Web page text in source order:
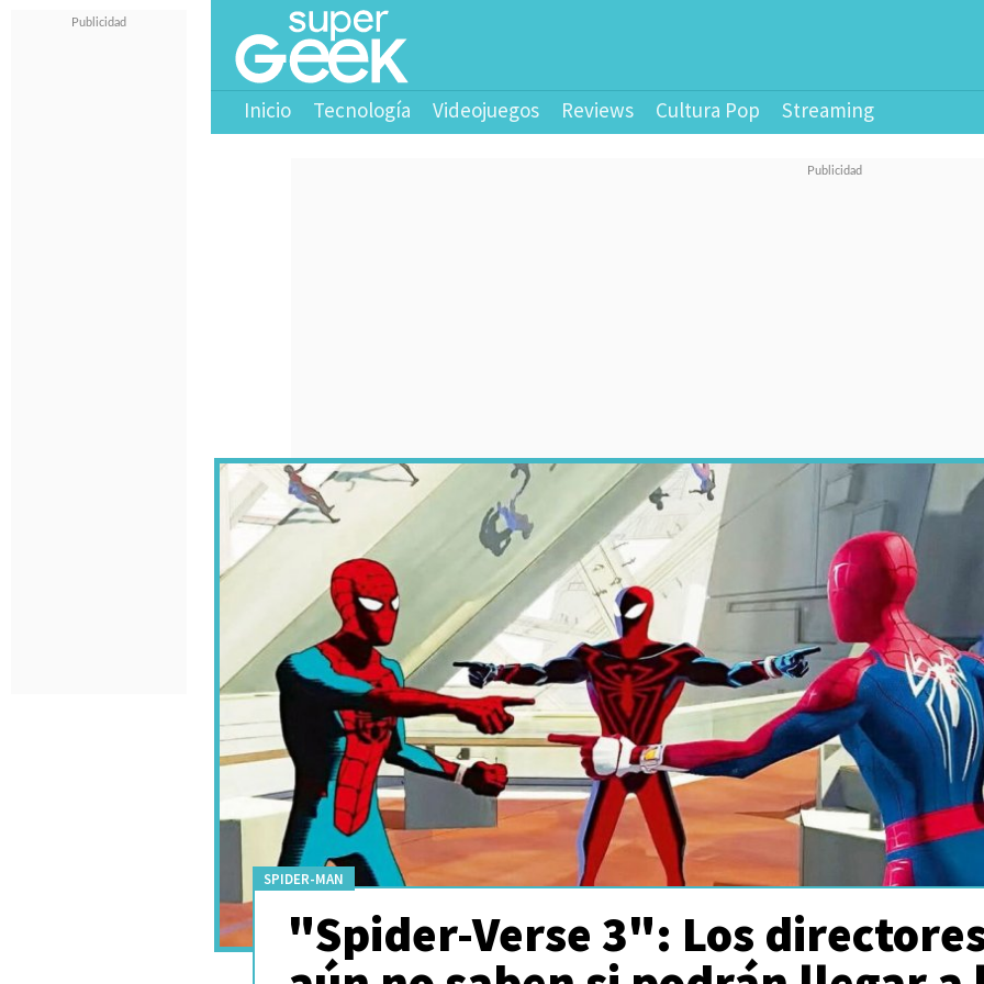
Inicio Tecnología Videojuegos Reviews Cultura Pop Streaming
SPIDER-MAN
"Spider-Verse 3": Los